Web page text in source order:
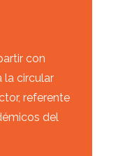
con
la circular
referente
del